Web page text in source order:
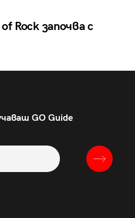
Rock започва с
GO Guide